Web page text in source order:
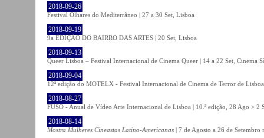
2018-09-26
Festival Olhares do Mediterrâneo | 27 a 30 Set, Lisboa
2018-09-19
9a EDIÇÃO DO BAIRRO DAS ARTES | 20 Set, Lisboa
2018-09-13
Queer Lisboa – Festival Internacional de Cinema Queer | 14 a 22 Set, Cinema
2018-09-04
12ª edição do MOTELX - Festival Internacional de Cinema de Terror de
2018-08-27
FUSO - Anual de Vídeo Arte Internacional de Lisboa | 10.ª edição, 28 Ago > 2
2018-08-14
Mostra Mulheres Cineastas Latino-Americanas | 7 de Agosto a 26 de Setembro